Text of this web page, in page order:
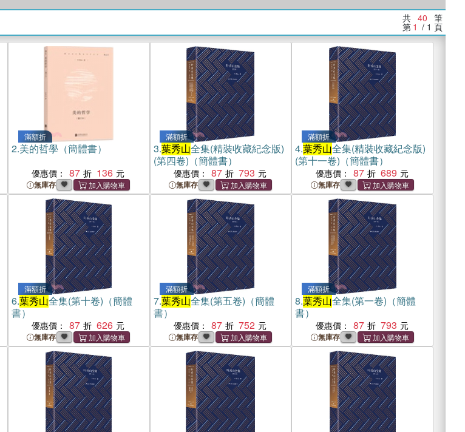
共 40 筆
第 1 / 1 頁
滿額折
2.美的哲學（簡體書）
優惠價： 87 136
無庫存
滿額折
3.葉秀山全集(精裝收藏紀念版)
(第四卷)（簡體書）
優惠價： 87 793
無庫存
滿額折
4.葉秀山全集(精裝收藏紀念版)
(第十一卷)（簡體書）
優惠價： 87 689
無庫存
滿額折
6.葉秀山全集(第十卷)（簡體
書）
優惠價： 87 626
無庫存
滿額折
7.葉秀山全集(第五卷)（簡體
書）
優惠價： 87 752
無庫存
滿額折
8.葉秀山全集(第一卷)（簡體
書）
優惠價： 87 793
無庫存